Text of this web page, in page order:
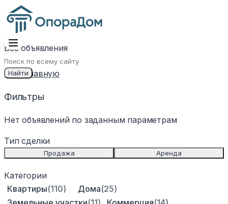
Все объявления
Найти
←На главную
Фильтры
Нет объявлений по заданным параметрам
Тип сделки
For Sale
Продажа For Rent
Аренда
Категории
Квартиры(110) Дома(25)